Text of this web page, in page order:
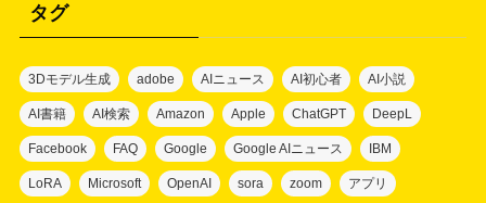
ー
タグ
3Dモデル生成 adobe AIニュース AI初心者 AI小説
AI書籍 AI検索 Amazon Apple ChatGPT DeepL
Facebook FAQ Google Google AIニュース IBM
LoRA Microsoft OpenAI sora zoom アプリ